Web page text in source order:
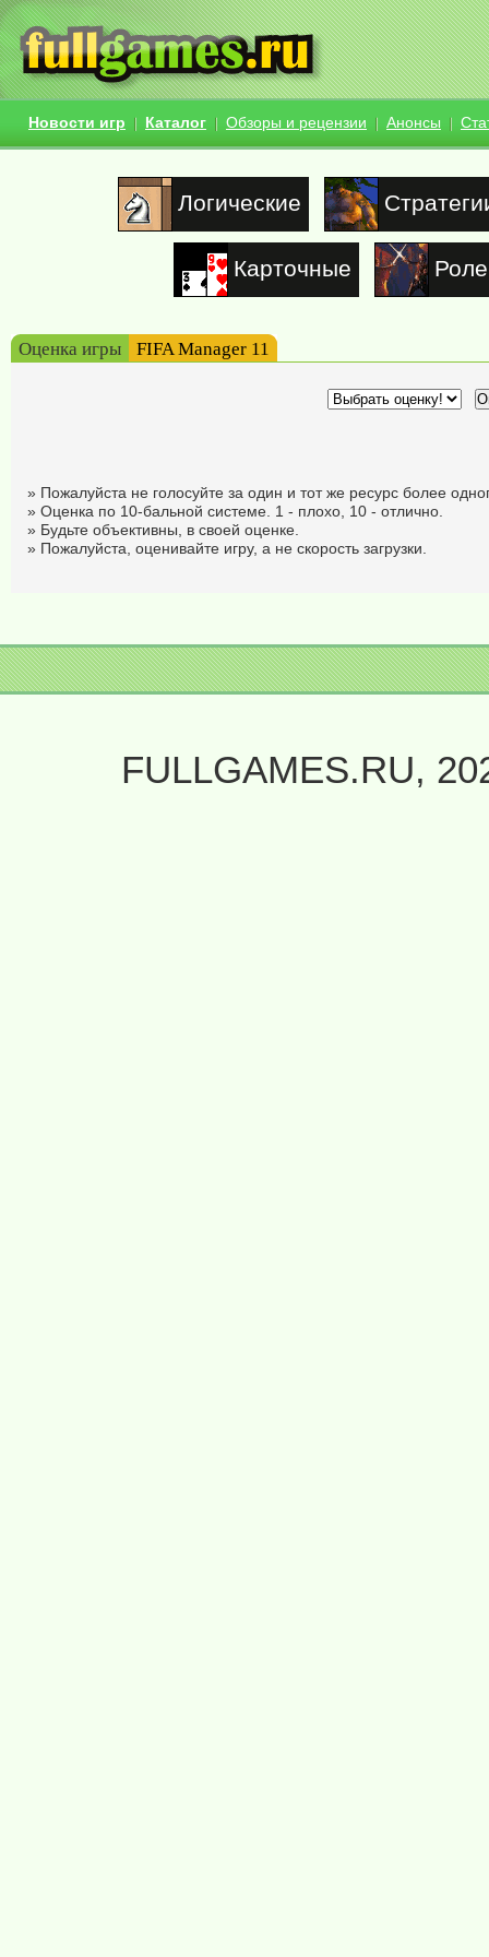
Новости игр Каталог Обзоры и рецензии Анонсы
Логические
Карточные
Оценка игры FIFA Manager 11
» Пожалуйста не голосуйте за один и тот же ресурс более
» Оценка по 10-бальной системе. 1 - плохо, 10 - отлично.
» Будьте объективны, в своей оценке.
» Пожалуйста, оценивайте игру, а не скорость загрузки.
FULLGAMES.RU,